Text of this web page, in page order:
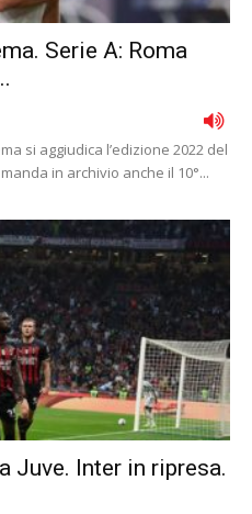
Serie A: Roma
si aggiudica l’edizione 2022 del
in archivio anche il 10°...
Juve. Inter in ripresa.